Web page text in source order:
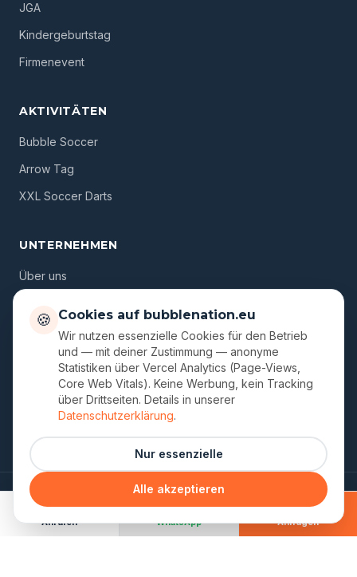
JGA
Kindergeburtstag
Firmenevent
AKTIVITÄTEN
Bubble Soccer
Arrow Tag
XXL Soccer Darts
UNTERNEHMEN
Über uns
Gutscheine
© 2026 Bubble Nation. Ein Unternehmen von Dmitri Semjonov.
ImpressumDatenschutzAGBCookie-Einstellungen
Anrufen WhatsApp Anfragen
🍪 Cookies auf bubblenation.eu
Wir nutzen essenzielle Cookies für den Betrieb
und — mit deiner Zustimmung — anonyme
Statistiken über Vercel Analytics (Page-Views,
Core Web Vitals). Keine Werbung, kein Tracking
über Drittseiten. Details in unserer
Datenschutzerklärung.
Nur essenzielle
Alle akzeptieren